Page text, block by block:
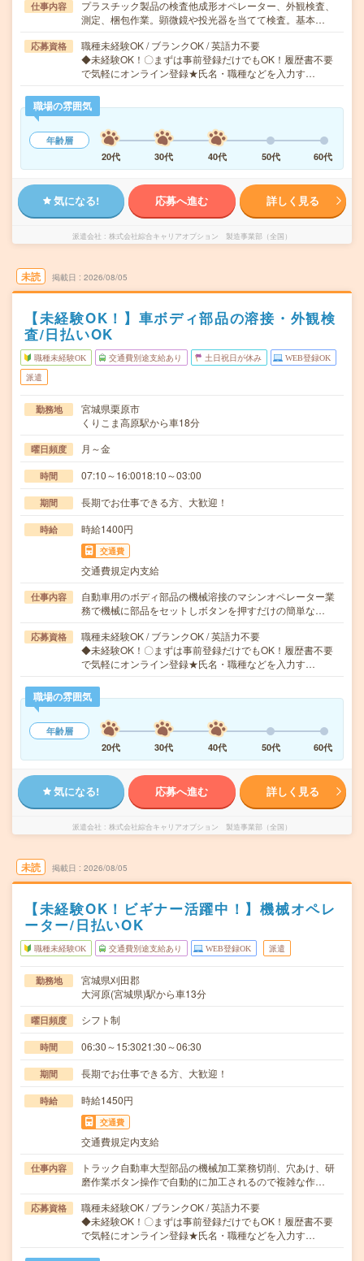
仕事内容
プラスチック製品の検査他成形オペレーター、外観検査、
測定、梱包作業。顕微鏡や投光器を当てて検査。基本…
応募資格
職種未経験OK / ブランクOK / 英語力不要
◆未経験OK！〇まずは事前登録だけでもOK！履歴書不要
で気軽にオンライン登録★氏名・職種などを入力す…
職場の雰囲気
年齢層
20代
30代 40代 50代 60代
気になる! 応募へ進む 詳しく見る
派遣会社 株式会社綜合キャリアオプション 製造事業部（全国）
未読 掲載日 2026/08/05
【未経験OK！】車ボディ部品の溶接・外観検
査/日払いOK
職種未経験OK 交通費別途支給あり 土日祝日が休み WEB登録OK
派遣
勤務地
宮城県栗原市
くりこま高原駅から車18分
曜日頻度 月～金
時間 07:10～16:0018:10～03:00
期間 長期でお仕事できる方、大歓迎！
時給 時給1400円
交通費
交通費規定内支給
仕事内容
自動車用のボディ部品の機械溶接のマシンオペレーター業
務で機械に部品をセットしボタンを押すだけの簡単な…
応募資格
職種未経験OK / ブランクOK / 英語力不要
◆未経験OK！〇まずは事前登録だけでもOK！履歴書不要
で気軽にオンライン登録★氏名・職種などを入力す…
職場の雰囲気
年齢層
20代
30代 40代 50代 60代
気になる! 応募へ進む 詳しく見る
派遣会社 株式会社綜合キャリアオプション 製造事業部（全国）
未読 掲載日 2026/08/05
【未経験OK！ビギナー活躍中！】機械オペレ
ーター/日払いOK
職種未経験OK 交通費別途支給あり WEB登録OK 派遣
勤務地
宮城県刈田郡
大河原(宮城県)駅から車13分
曜日頻度 シフト制
時間 06:30～15:3021:30～06:30
期間 長期でお仕事できる方、大歓迎！
時給 時給1450円
交通費
交通費規定内支給
仕事内容
トラック自動車大型部品の機械加工業務切削、穴あけ、研
磨作業ボタン操作で自動的に加工されるので複雑な作…
応募資格
職種未経験OK / ブランクOK / 英語力不要
◆未経験OK！〇まずは事前登録だけでもOK！履歴書不要
で気軽にオンライン登録★氏名・職種などを入力す…